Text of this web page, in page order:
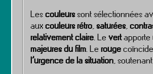
Lescouleurssont sélectionnées
auxcouleurs rétro,saturées,
relativement claire. Le vertapporte
majeures du film. Le rouge
l’urgence de la situation, soutenant